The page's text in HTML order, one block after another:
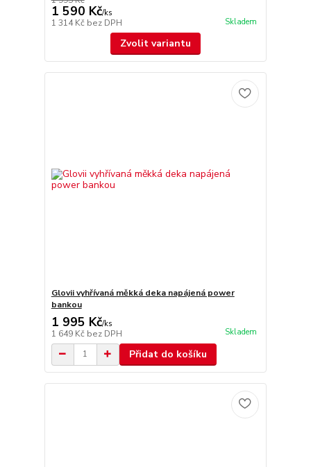
1 590 Kč/ks
1 314 Kč bez DPH Skladem
Zvolit variantu
Glovii vyhřívaná měkká deka napájená power
bankou
1 995 Kč/ks
1 649 Kč bez DPH Skladem
Přidat do košíku